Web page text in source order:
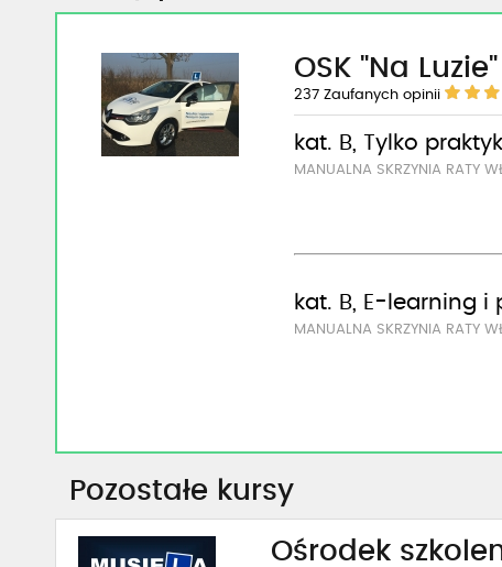
OSK "Na
237 Zaufanych opinii
kat. B, Tylko
MANUALNA SKRZYNIA RATY
kat. B, E-learning i
MANUALNA SKRZYNIA RATY
Pozostałe kursy
Ośrodek